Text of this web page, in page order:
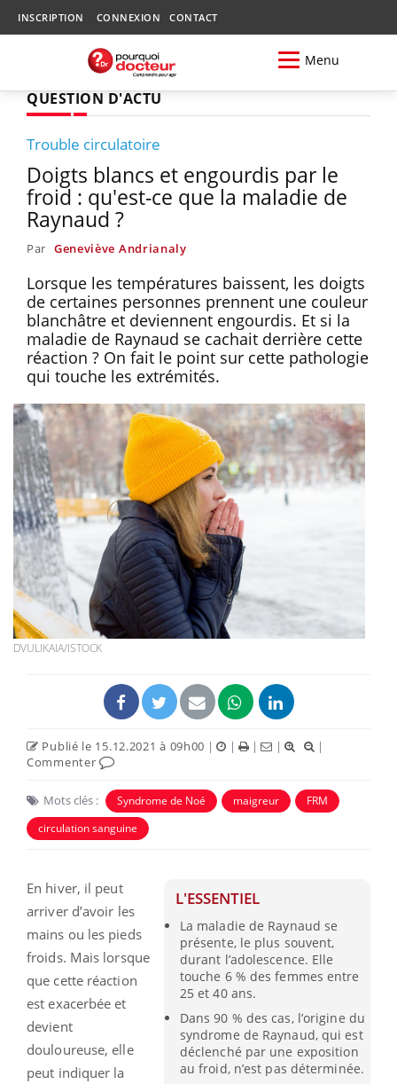
INSCRIPTION CONNEXION CONTACT
Menu
QUESTION D'ACTU
Trouble circulatoire
Doigts blancs et engourdis par le
froid : qu'est-ce que la maladie de
Raynaud ?
Par Geneviève Andrianaly
Lorsque les températures baissent, les doigts
de certaines personnes prennent une couleur
blanchâtre et deviennent engourdis. Et si la
maladie de Raynaud se cachait derrière cette
réaction ? On fait le point sur cette pathologie
qui touche les extrémités.
DVULIKAIA/ISTOCK
Publié le 15.12.2021 à 09h00 | | | |
|
Commenter
Mots clés : Syndrome de Noé maigreur
FRM
circulation sanguine
L'ESSENTIEL
La maladie de Raynaud se
présente, le plus souvent,
durant l’adolescence. Elle
touche 6 % des femmes entre
25 et 40 ans.
Dans 90 % des cas, l’origine du
syndrome de Raynaud, qui est
déclenché par une exposition
au froid, n’est pas déterminée.
En hiver, il peut
arriver d’avoir les
mains ou les pieds
froids. Mais lorsque
que cette réaction
est exacerbée et
devient
douloureuse, elle
peut indiquer la